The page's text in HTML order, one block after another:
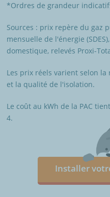
*Ordres de grandeur
Sources : prix repère du gaz
mensuelle de l'énergie
domestique, relevés Proxi-
Les prix réels varient selon
et la qualité de l'isolation.
Le coût au kWh de la PAC
4.
Installer